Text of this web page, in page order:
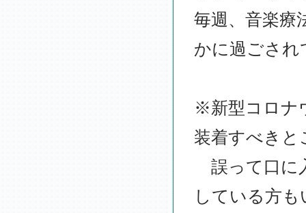
毎週、音楽療
かに過ごされ
※新型コロナ
装着すべきと
誤って口に
している方も